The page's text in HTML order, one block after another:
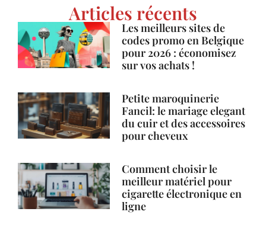
Articles récents
Les meilleurs sites de
codes promo en Belgique
pour 2026 : économisez
sur vos achats !
Petite maroquinerie
Fancil: le mariage elegant
du cuir et des accessoires
pour cheveux
Comment choisir le
meilleur matériel pour
cigarette électronique en
ligne